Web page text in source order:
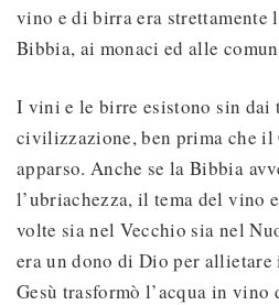
vino e di birra era strettamente
Bibbia, ai monaci ed alle
I vini e le birre esistono sin
civilizzazione, ben prima che il
apparso. Anche se la Bibbia
l’ubriachezza, il tema del vino
volte sia nel Vecchio sia nel
era un dono di Dio per
Gesù trasformò l’acqua in vino